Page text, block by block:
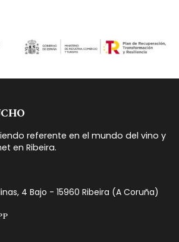
referente en el mundo del vino y
en Ribeira.
4 Bajo - 15960 Ribeira (A Coruña)